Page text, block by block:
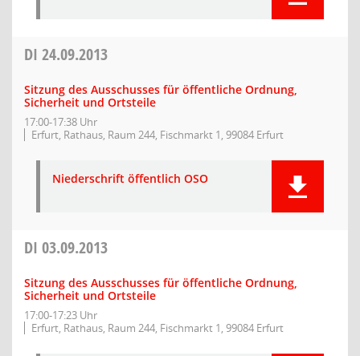
DI 24.09.2013
Sitzung des Ausschusses für öffentliche Ordnung,
Sicherheit und Ortsteile
17:00-17:38 Uhr
Erfurt, Rathaus, Raum 244, Fischmarkt 1, 99084 Erfurt
Niederschrift öffentlich OSO
DI 03.09.2013
Sitzung des Ausschusses für öffentliche Ordnung,
Sicherheit und Ortsteile
17:00-17:23 Uhr
Erfurt, Rathaus, Raum 244, Fischmarkt 1, 99084 Erfurt